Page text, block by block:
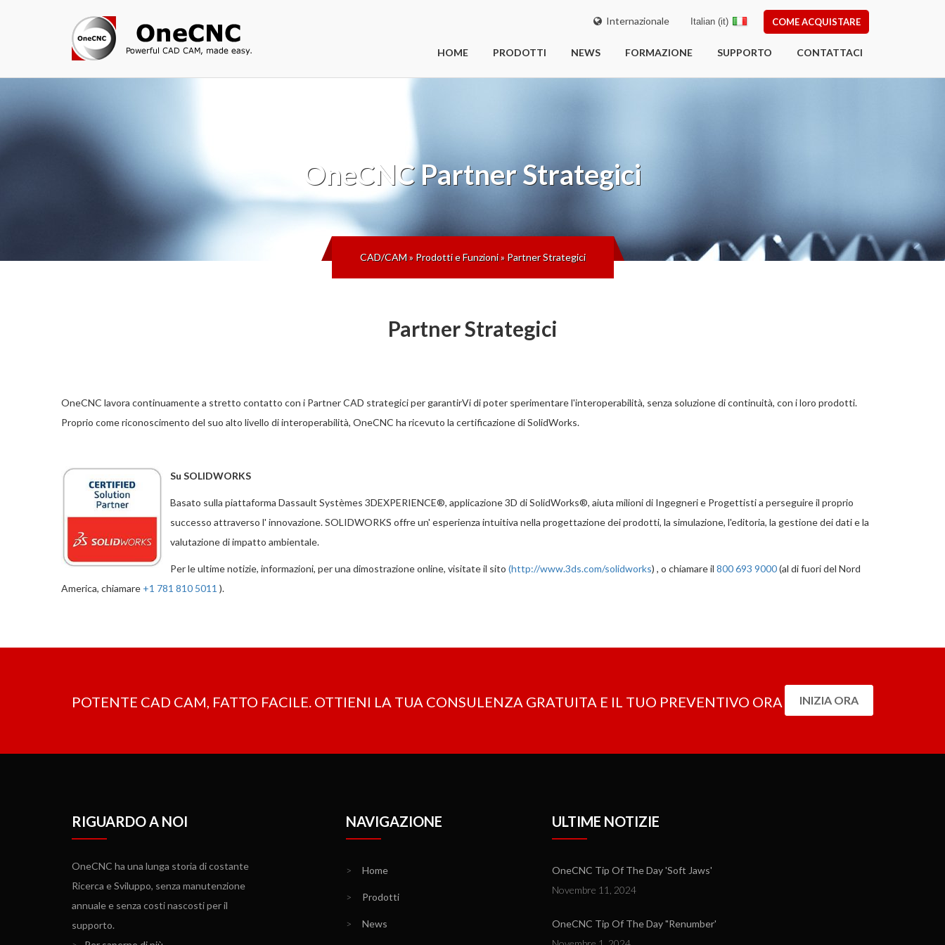
Internazionale COME ACQUISTARE
Italian (it)
HOME PRODOTTI NEWS FORMAZIONE SUPPORTO CONTATTACI
OneCNCPartner Strategici
CAD/CAM» Prodotti e Funzioni» Partner Strategici
Partner Strategici
OneCNC lavora continuamente a stretto contatto con i Partner CAD strategici per garantirVi di poter sperimentare l'interoperabilità, senza soluzione di continuità, con i loro prodotti.
Proprio come riconoscimento del suo alto livello di interoperabilità, OneCNC ha ricevuto la certificazione di SolidWorks.
Su SOLIDWORKS
Basato sulla piattaforma Dassault Systèmes 3DEXPERIENCE®, applicazione 3D di SolidWorks®, aiuta milioni di Ingegneri e Progettisti a perseguire il proprio
successo attraverso l' innovazione. SOLIDWORKS offre un' esperienza intuitiva nella progettazione dei prodotti, la simulazione, l'editoria, la gestione dei dati e la
valutazione di impatto ambientale.
Per le ultime notizie, informazioni, per una dimostrazione online, visitate il sito (http://www.3ds.com/solidworks) , o chiamare il 800 693 9000(al di fuori del Nord
America, chiamare +1 781 810 5011 ).
POTENTE CAD CAM, FATTO FACILE. OTTIENI LA ​​TUA CONSULENZA GRATUITA E IL TUO PREVENTIVO ORA INIZIA ORA
RIGUARDO A NOI
OneCNC ha una lunga storia di costante
Ricerca e Sviluppo, senza manutenzione
annuale e senza costi nascosti per il
supporto.
NAVIGAZIONE
> Home
> Prodotti
> News
ULTIME NOTIZIE
OneCNC Tip Of The Day 'Soft Jaws'
Novembre 11, 2024
OneCNC Tip Of The Day "Renumber'